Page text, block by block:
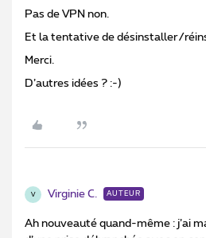
Pas de VPN non.
Et la tentative de désinstaller/
Merci.
D’autres idées ? :-)
V Virginie C. AUTEUR
Ah nouveauté quand-même : j’ai